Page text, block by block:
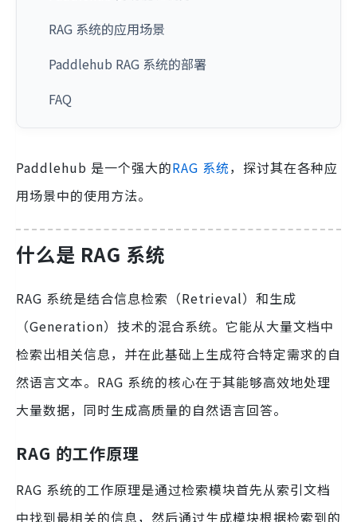
RAG 系统的应用场景
Paddlehub RAG 系统的部署
FAQ
Paddlehub 是一个强大的RAG 系统，探讨其在各种应
用场景中的使用方法。
什么是 RAG 系统
RAG 系统是结合信息检索（Retrieval）和生成
（Generation）技术的混合系统。它能从大量文档中
检索出相关信息，并在此基础上生成符合特定需求的自
然语言文本。RAG 系统的核心在于其能够高效地处理
大量数据，同时生成高质量的自然语言回答。
RAG 的工作原理
RAG 系统的工作原理是通过检索模块首先从索引文档
中找到最相关的信息，然后通过生成模块根据检索到的